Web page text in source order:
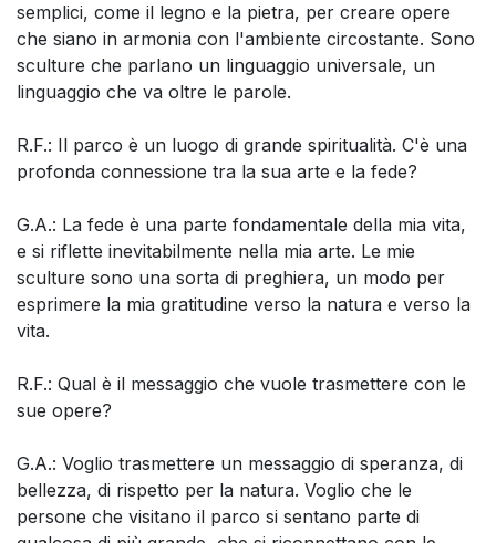
semplici, come il legno e la pietra, per creare opere
che siano in armonia con l'ambiente circostante. Sono
sculture che parlano un linguaggio universale, un
linguaggio che va oltre le parole.
R.F.: Il parco è un luogo di grande spiritualità. C'è una
profonda connessione tra la sua arte e la fede?
G.A.: La fede è una parte fondamentale della mia vita,
e si riflette inevitabilmente nella mia arte. Le mie
sculture sono una sorta di preghiera, un modo per
esprimere la mia gratitudine verso la natura e verso la
vita.
R.F.: Qual è il messaggio che vuole trasmettere con le
sue opere?
G.A.: Voglio trasmettere un messaggio di speranza, di
bellezza, di rispetto per la natura. Voglio che le
persone che visitano il parco si sentano parte di